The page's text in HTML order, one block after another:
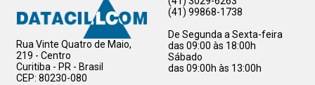
Rua Vinte Quatro de Maio,
219 - Centro
Curitiba - PR - Brasil
CEP: 80230-080
(41) 99868-1738
De Segunda a Sexta-feira
das 09:00 às 18:00h
Sábado
das 09:00h às 13:00h